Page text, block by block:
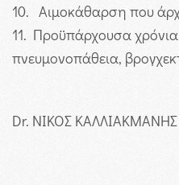
10. Αιμοκάθαρση που
11. Προϋπάρχουσα
πνευμονοπάθεια,
Dr. ΝΙΚΟΣ ΚΑΛΛΙΑΚΜΑΝΗΣ